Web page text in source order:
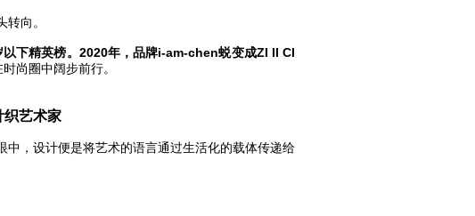
向。
下精英榜。2020年，品牌i-am-chen蜕变成ZI II CI
尚圈中阔步前行。
织艺术家
中，设计便是将艺术的语言通过生活化的载体传递给